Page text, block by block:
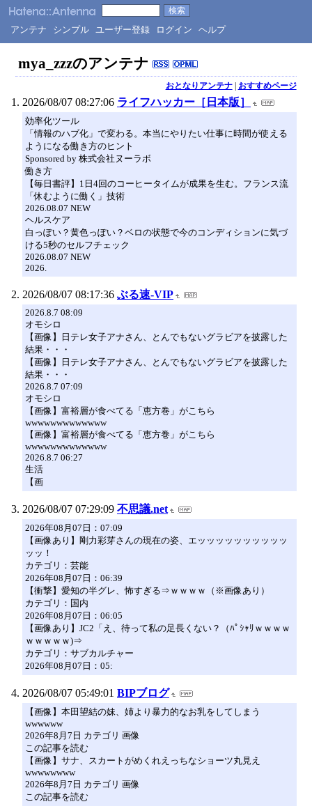
アンテナ シンプル ユーザー登録 ログイン ヘルプ
mya_zzzのアンテナ
おとなりアンテナ| おすすめページ
2026/08/07 08:27:06 ライフハッカー［日本版］
効率化ツール
「情報のハブ化」で変わる。本当にやりたい仕事に時間が使える
ようになる働き方のヒント
Sponsored by 株式会社ヌーラボ
働き方
【毎日書評】1日4回のコーヒータイムが成果を生む。フランス流
「休むように働く」技術
2026.08.07 NEW
ヘルスケア
白っぽい？黄色っぽい？ベロの状態で今のコンディションに気づ
ける5秒のセルフチェック
2026.08.07 NEW
2026.
2026/08/07 08:17:36 ぶる速-VIP
2026.8.7 08:09
オモシロ
【画像】日テレ女子アナさん、とんでもないグラビアを披露した
結果・・・
【画像】日テレ女子アナさん、とんでもないグラビアを披露した
結果・・・
2026.8.7 07:09
オモシロ
【画像】富裕層が食べてる「恵方巻」がこちら
wwwwwwwwwwwww
【画像】富裕層が食べてる「恵方巻」がこちら
wwwwwwwwwwwww
2026.8.7 06:27
生活
【画
2026/08/07 07:29:09 不思議.net
2026年08月07日：07:09
【画像あり】剛力彩芽さんの現在の姿、エッッッッッッッッッッ
ッッ！
カテゴリ：芸能
2026年08月07日：06:39
【衝撃】愛知の半グレ、怖すぎる⇒ｗｗｗｗ（※画像あり）
カテゴリ：国内
2026年08月07日：06:05
【画像あり】JC2「え、待って私の足長くない？（ﾊﾟｼｬﾘｗｗｗｗ
ｗｗｗｗｗ)⇒
カテゴリ：サブカルチャー
2026年08月07日：05:
2026/08/07 05:49:01 BIPブログ
【画像】本田望結の妹、姉より暴力的なお乳をしてしまう
wwwwww
2026年8月7日 カテゴリ 画像
この記事を読む
【画像】サナ、スカートがめくれえっちなショーツ丸見え
wwwwwwww
2026年8月7日 カテゴリ 画像
この記事を読む